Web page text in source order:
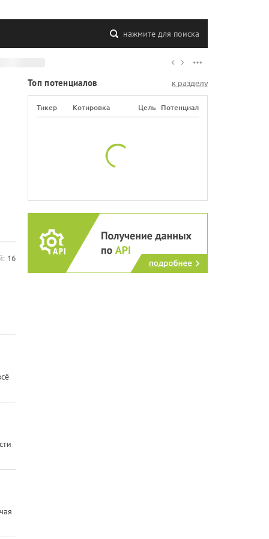
нажмите для поиска
16
Топ потенциалов к разделу
Тикер Котировка Цель Потенциал